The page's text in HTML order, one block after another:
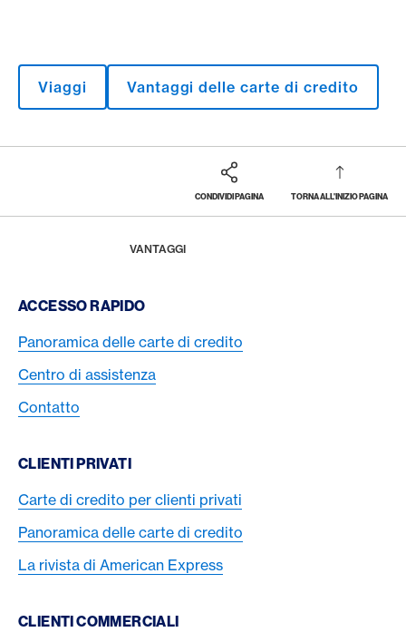
Viaggi Vantaggi delle carte di credito
CONDIVIDI PAGINA TORNA ALL'INIZIO PAGINA
Footer
VANTAGGI
Footer Navigation
ACCESSO RAPIDO
Panoramica delle carte di credito
Centro di assistenza
Contatto
CLIENTI PRIVATI
Carte di credito per clienti privati
Panoramica delle carte di credito
La rivista di American Express
CLIENTI COMMERCIALI